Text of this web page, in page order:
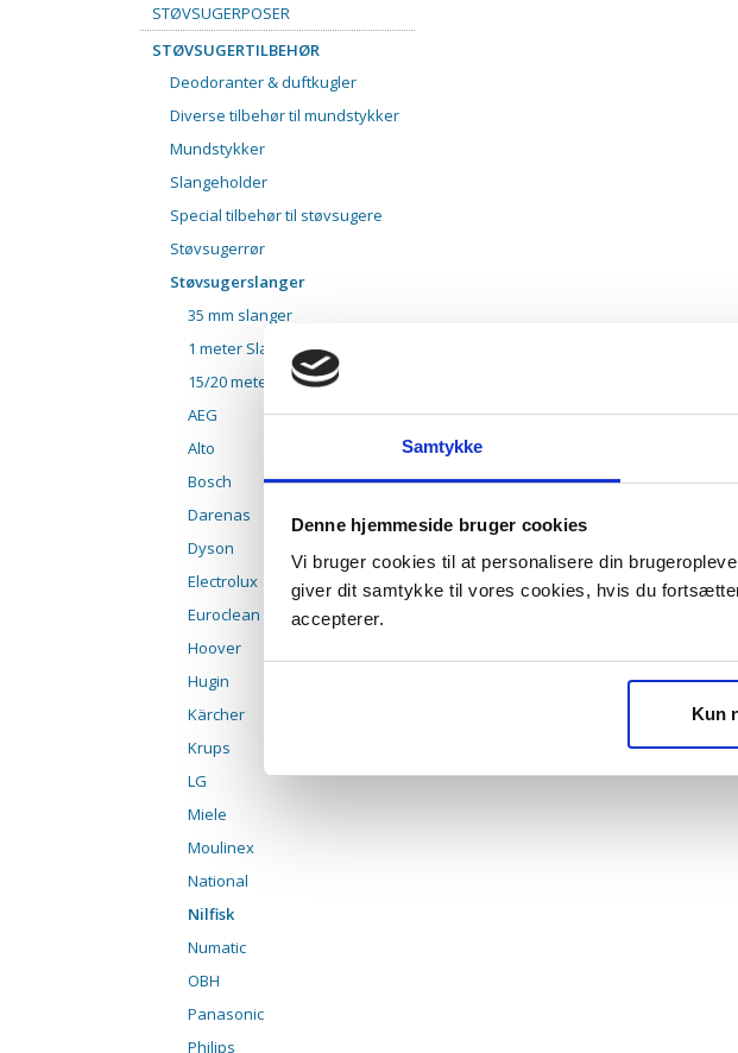
Samtykke
Denne hjemmeside bruger cookies
Vi bruger cookies til at personalisere din
giver dit samtykke til vores cookies, hvis du
accepterer.
Kun
STØVSUGERPOSER
STØVSUGERTILBEHØR
Deodoranter & duftkugler
Diverse tilbehør til mundstykker
Mundstykker
Slangeholder
Special tilbehør til støvsugere
Støvsugerrør
Støvsugerslanger
35 mm slanger
1 meter Slange
15/20 meter slanger
AEG
Alto
Bosch
Darenas
Dyson
Electrolux
Euroclean
Hoover
Hugin
Kärcher
Krups
LG
Miele
Moulinex
National
Nilfisk
Numatic
OBH
Panasonic
Philips